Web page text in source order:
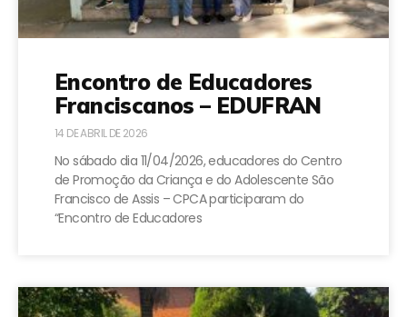
Encontro de Educadores
Franciscanos – EDUFRAN
14 DE ABRIL DE 2026
No sábado dia 11/04/2026, educadores do Centro
de Promoção da Criança e do Adolescente São
Francisco de Assis – CPCA participaram do
“Encontro de Educadores